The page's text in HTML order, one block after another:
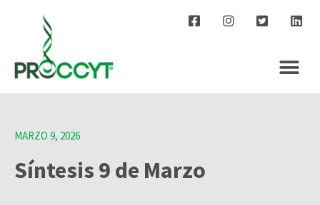
MARZO 9, 2026
Síntesis 9 de Marzo